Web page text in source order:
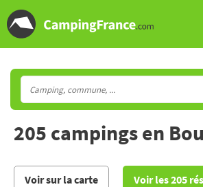
205 campings en
Voir sur la carte Voir les 205